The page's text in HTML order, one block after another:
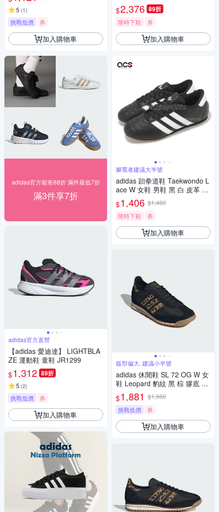
5 (1)
挑戰低價 券
加入購物車
adidas官方寵爸88折 滿件最低7折
滿3件享7折
adidas官方直營
【adidas 愛迪達】 LIGHTBLA
ZE 運動鞋 童鞋 JR1299
$1,312 89折
5 (2)
挑戰低價 券
加入購物車
訓鞋 滑板 復古 女鞋 - Originals
HQ8717
$2,376 89折
限時下殺 券
加入購物車
腳寬者建議大半號
adidas 跆拳道鞋 Taekwondo L
ace W 女鞋 男鞋 黑 白 皮革 休
閒鞋 愛迪達 JS1193
$1,406 $1,480
限時下殺
券
加入購物車
版型偏大, 建議小半號
adidas 休閒鞋 SL 72 OG W 女
鞋 Leopard 豹紋 黑 棕 膠底 復
古 愛迪達 JR1640
$1,881 $1,980
挑戰低價
券
加入購物車